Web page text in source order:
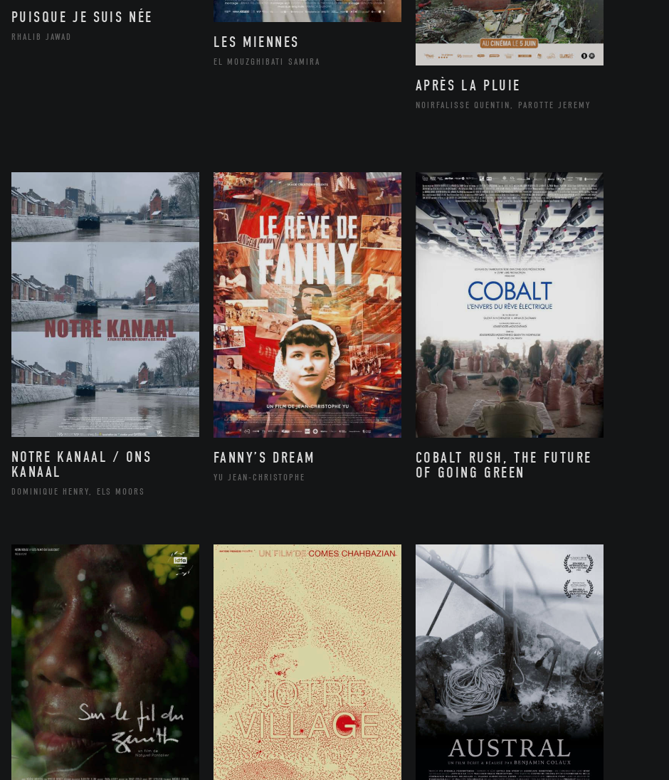
PUISQUE JE SUIS NÉE
RHALIB JAWAD LES MIENNES
EL MOUZGHIBATI SAMIRA
APRÈS LA PLUIE
NOIRFALISSE QUENTIN, PAROTTE JEREMY
NOTRE KANAAL / ONS
KANAAL
DOMINIQUE HENRY, ELS MOORS
FANNY’S DREAM
YU JEAN-CHRISTOPHE
COBALT RUSH, THE FUTURE
OF GOING GREEN